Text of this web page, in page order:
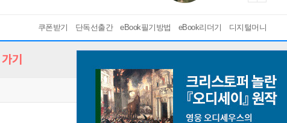
쿠폰받기 단독선출간 eBook필기방법 eBook리더기 디지털머니
기